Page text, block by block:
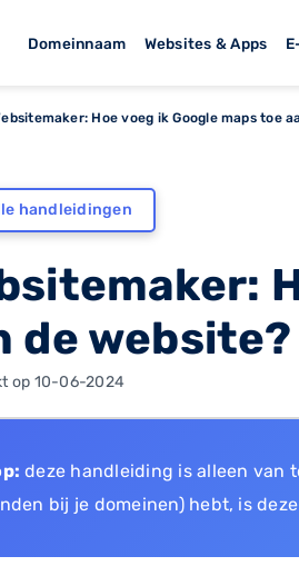
Domeinnaam Websites & Apps
Hoe voeg ik Google maps toe
handleidingen
de website?
op 10-06-2024
deze handleiding is alleen van
bij je domeinen) hebt, is